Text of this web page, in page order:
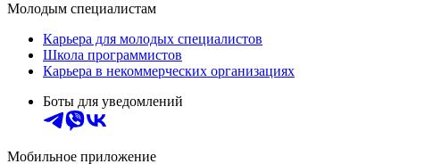
Молодым специалистам
Карьера для молодых специалистов
Школа программистов
Карьера в некоммерческих организациях
Боты для уведомлений
Мобильное приложение